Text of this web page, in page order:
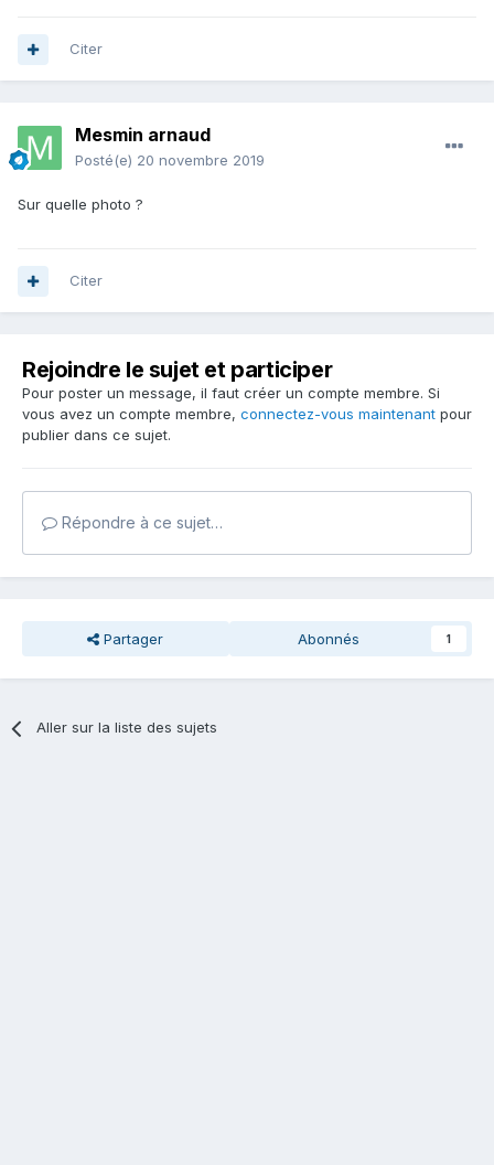
Citer
Mesmin arnaud
Posté(e) 20 novembre 2019
Sur quelle photo ?
Citer
Rejoindre le sujet et participer
Pour poster un message, il faut créer un compte membre. Si
vous avez un compte membre, connectez-vous maintenant pour
publier dans ce sujet.
Répondre à ce sujet…
Partager Abonnés 1
Aller sur la liste des sujets